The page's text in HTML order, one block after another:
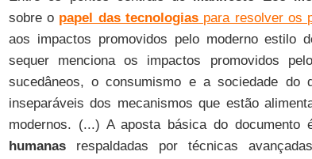
sobre o papel das tecnologias para resolver os
aos impactos promovidos pelo moderno estilo
sequer menciona os impactos promovidos
sucedâneos, o consumismo e a sociedade do
inseparáveis dos mecanismos que estão
modernos. (...) A aposta básica do documento
humanasrespaldadas por técnicas